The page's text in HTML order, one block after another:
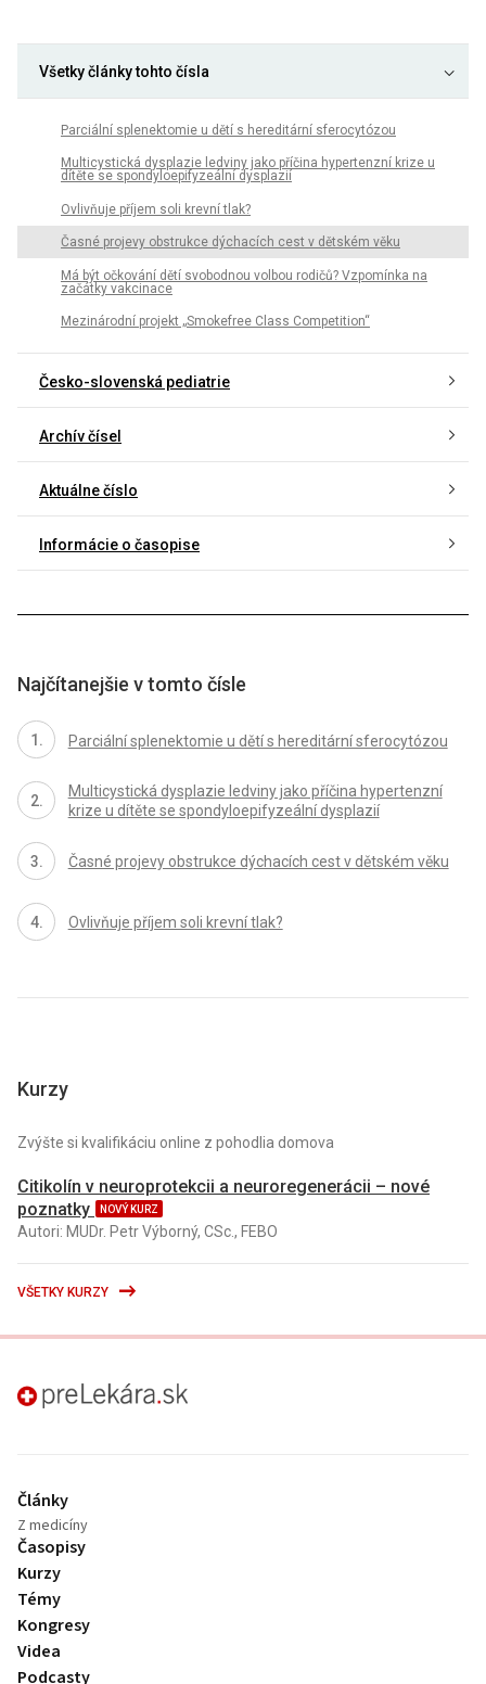
Všetky články tohto čísla
Parciální splenektomie u dětí s hereditární sferocytózou
Multicystická dysplazie ledviny jako příčina hypertenzní krize u
dítěte se spondyloepifyzeální dysplazií
Ovlivňuje příjem soli krevní tlak?
Časné projevy obstrukce dýchacích cest v dětském věku
Má být očkování dětí svobodnou volbou rodičů? Vzpomínka na
začátky vakcinace
Mezinárodní projekt „Smokefree Class Competition“
Česko-slovenská pediatrie
Archív čísel
Aktuálne číslo
Informácie o časopise
Najčítanejšie v tomto čísle
Parciální splenektomie u dětí s hereditární sferocytózou
Multicystická dysplazie ledviny jako příčina hypertenzní
krize u dítěte se spondyloepifyzeální dysplazií
Časné projevy obstrukce dýchacích cest v dětském věku
Ovlivňuje příjem soli krevní tlak?
Kurzy
Zvýšte si kvalifikáciu online z pohodlia domova
Citikolín v neuroprotekcii a neuroregenerácii – nové
poznatky
NOVÝ KURZ
Autori: MUDr. Petr Výborný, CSc., FEBO
VŠETKY KURZY
preLekára.sk
Články
Z medicíny
Časopisy
Kurzy
Témy
Kongresy
Videa
Podcasty